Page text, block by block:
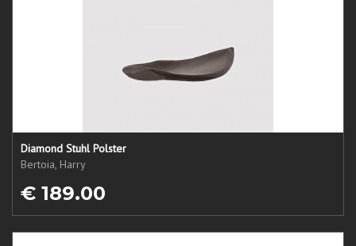
Diamond Stuhl Polster
Bertoia, Harry
€ 189.00